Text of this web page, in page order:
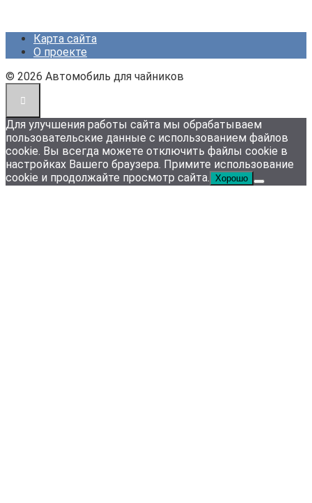
Карта сайта
О проекте
© 2026 Автомобиль для чайников
Для улучшения работы сайта мы обрабатываем
пользовательские данные с использованием файлов
cookie. Вы всегда можете отключить файлы cookie в
настройках Вашего браузера. Примите использование
cookie и продолжайте просмотр сайта. Хорошо